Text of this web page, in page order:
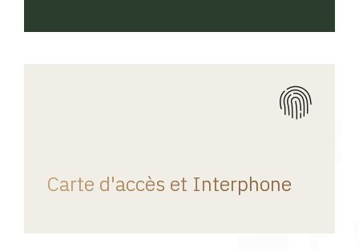
Carte d'accès et Interphone